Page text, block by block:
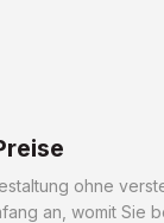
ohne
an, womit Sie